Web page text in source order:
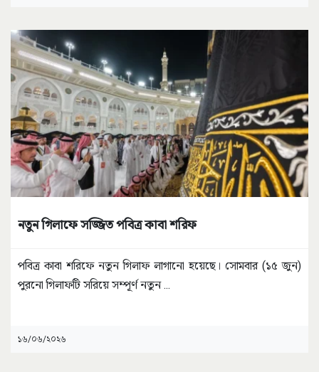
নতুন গিলাফে সজ্জিত পবিত্র কাবা শরিফ
পবিত্র কাবা শরিফে নতুন গিলাফ লাগানো হয়েছে। সোমবার (১৫ জুন)
পুরনো গিলাফটি সরিয়ে সম্পূর্ণ নতুন ...
১৬/০৬/২০২৬